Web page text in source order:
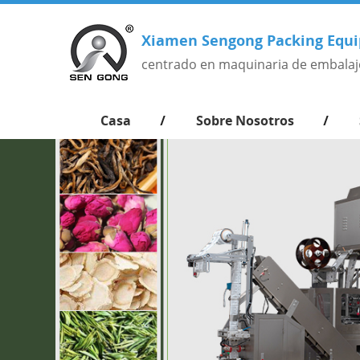
Xiamen Sengong Packing
centrado en maquinaria de
Casa Sobre Nosotros